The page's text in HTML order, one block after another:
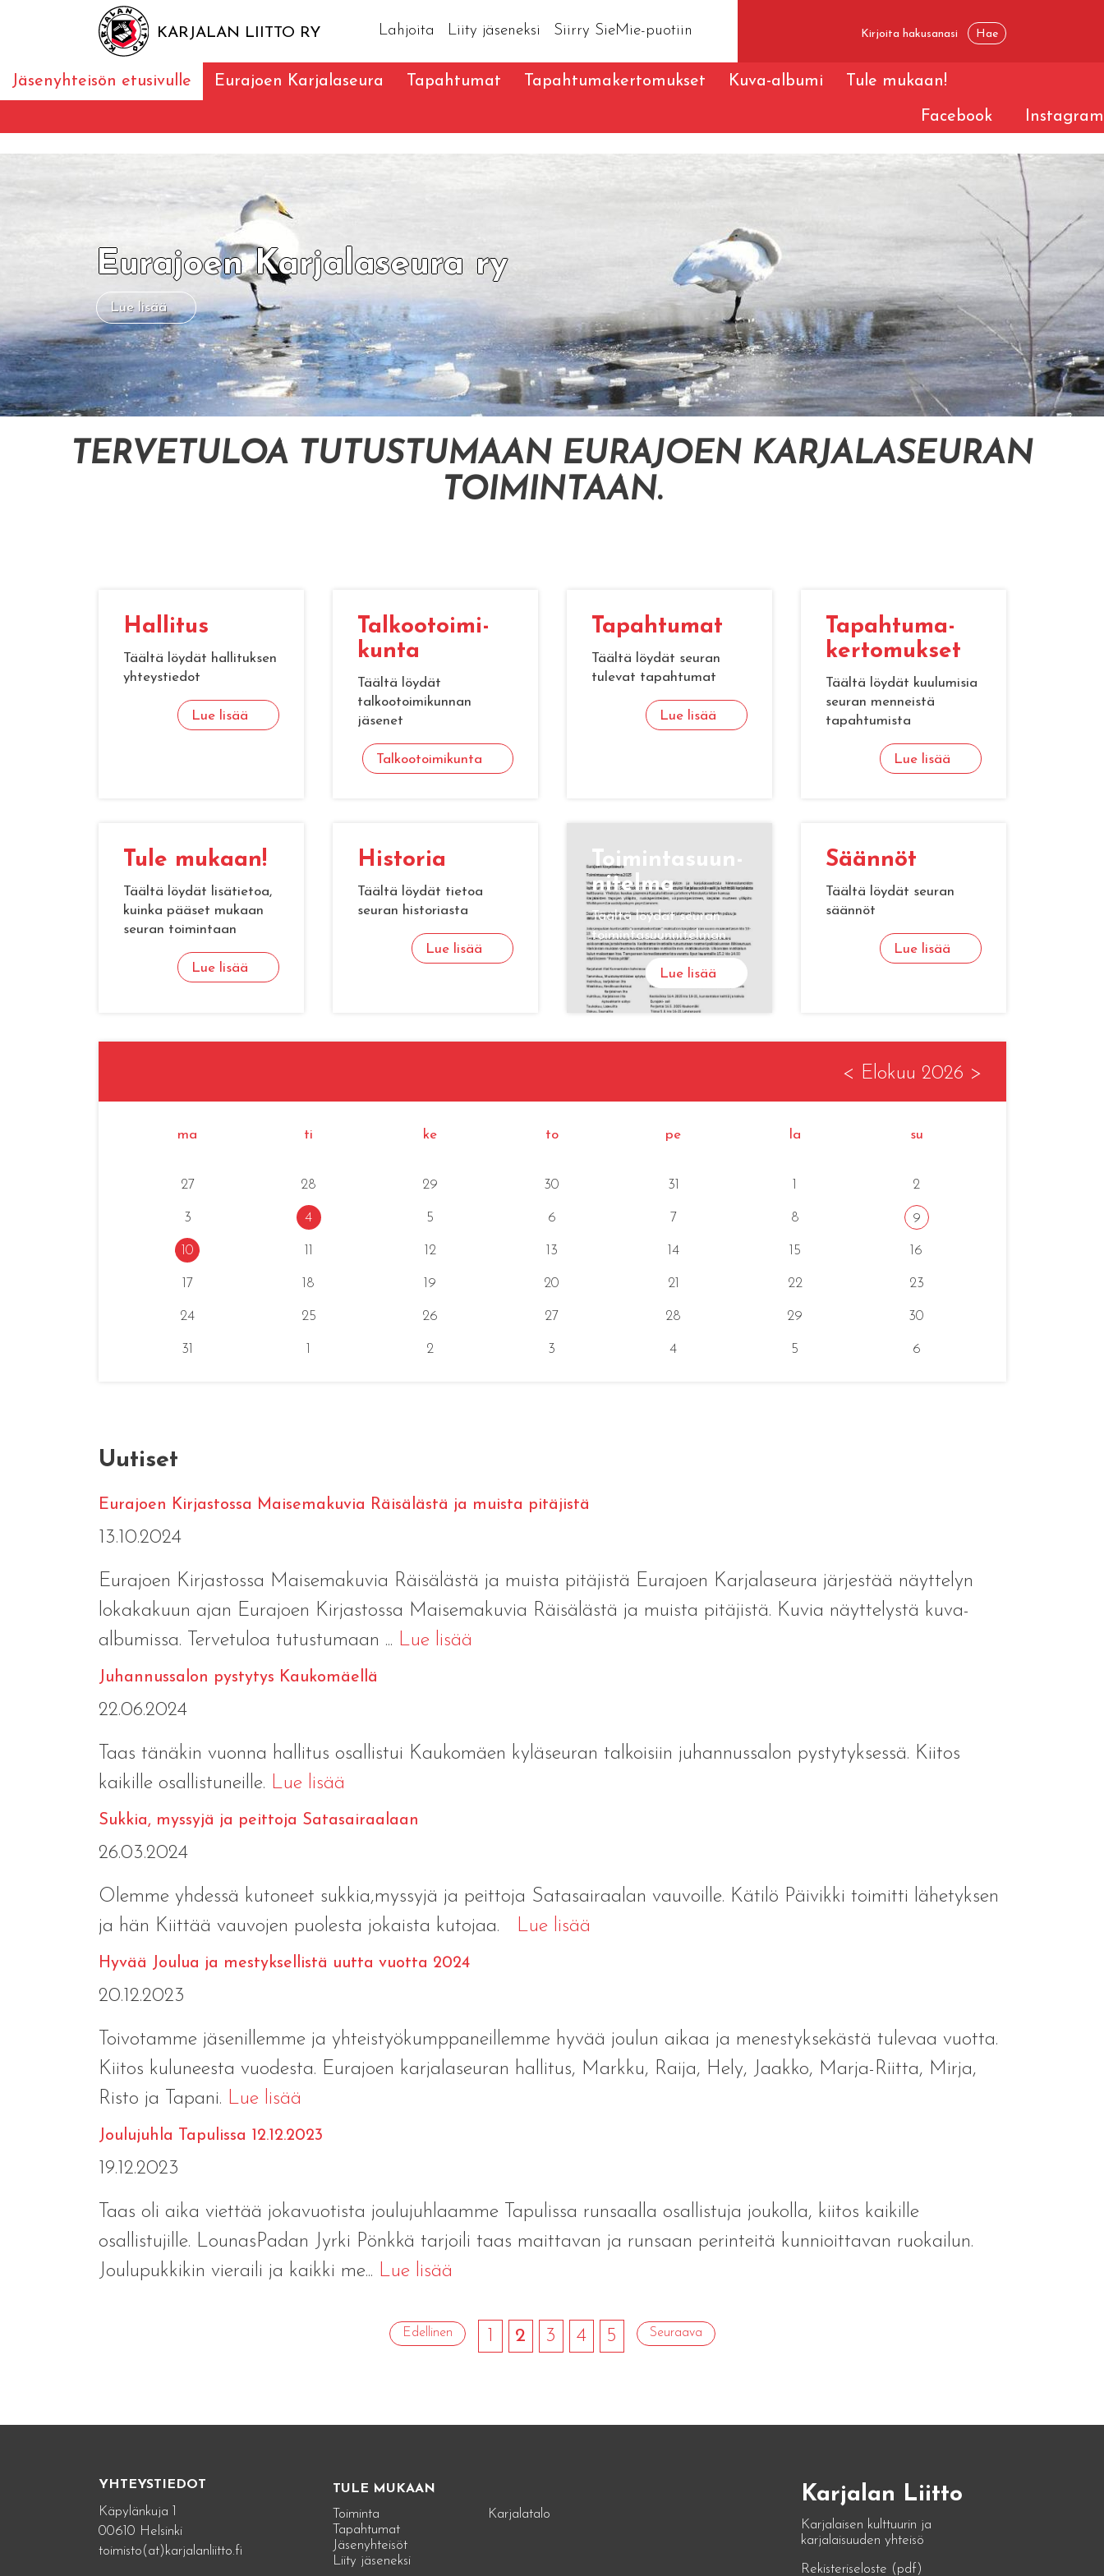
KARJALAN LIITTO RY Lahjoita Liity jäseneksi Siirry SieMie-puotiin
Jäsenyhteisön etusivulle Eurajoen Karjalaseura Tapahtumat Tapahtumakertomukset Kuva-albumi Tule mukaan!
Facebook Instagram
Eurajoen Karjalaseura ry
Lue lisää
TERVETULOA TUTUSTUMAAN EURAJOEN KARJALASEURAN
TOIMINTAAN.
Hal­li­tus
Täältä löydät hallituksen
yhteystiedot
Lue lisää
Tal­koo­toi­mi­
kun­ta
Täältä löydät
talkootoimikunnan
jäsenet
Talkootoimikunta
Ta­pah­tu­mat
Täältä löydät seuran
tulevat tapahtumat
Lue lisää
Ta­pah­tu­ma­
ker­to­muk­set
Täältä löydät kuulumisia
seuran menneistä
tapahtumista
Lue lisää
Tule mu­kaan!
Täältä löydät lisätietoa,
kuinka pääset mukaan
seuran toimintaan
Lue lisää
His­to­ria
Täältä löydät tietoa
seuran historiasta
Lue lisää
Toi­min­ta­suun­
ni­tel­ma
Täältä löydät seuran
toimintasuunnitelman
Lue lisää
Sään­nöt
Täältä löydät seuran
säännöt
Lue lisää
< Elokuu 2026 >
ma ti ke to pe la su
27 28 29 30 31 1 2
3 4 5 6 7 8 9
10 11 12 13 14 15 16
17 18 19 20 21 22 23
24 25 26 27 28 29 30
31 1 2 3 4 5 6
Uutiset
Eurajoen Kirjastossa Maisemakuvia Räisälästä ja muista pitäjistä
13.10.2024
Eurajoen Kirjastossa Maisemakuvia Räisälästä ja muista pitäjistä Eurajoen Karjalaseura järjestää näyttelyn
lokakakuun ajan Eurajoen Kirjastossa Maisemakuvia Räisälästä ja muista pitäjistä. Kuvia näyttelystä kuva-
albumissa. Tervetuloa tutustumaan ... Lue lisää
Juhannussalon pystytys Kaukomäellä
22.06.2024
Taas tänäkin vuonna hallitus osallistui Kaukomäen kyläseuran talkoisiin juhannussalon pystytyksessä. Kiitos
kaikille osallistuneille. Lue lisää
Sukkia, myssyjä ja peittoja Satasairaalaan
26.03.2024
Olemme yhdessä kutoneet sukkia,myssyjä ja peittoja Satasairaalan vauvoille. Kätilö Päivikki toimitti lähetyksen
ja hän Kiittää vauvojen puolesta jokaista kutojaa.
Lue lisää
Hyvää Joulua ja mestyksellistä uutta vuotta 2024
20.12.2023
Toivotamme jäsenillemme ja yhteistyökumppaneillemme hyvää joulun aikaa ja menestyksekästä tulevaa vuotta.
Kiitos kuluneesta vuodesta. Eurajoen karjalaseuran hallitus, Markku, Raija, Hely, Jaakko, Marja-Riitta, Mirja,
Risto ja Tapani. Lue lisää
Joulujuhla Tapulissa 12.12.2023
19.12.2023
Taas oli aika viettää jokavuotista joulujuhlaamme Tapulissa runsaalla osallistuja joukolla, kiitos kaikille
osallistujille. LounasPadan Jyrki Pönkkä tarjoili taas maittavan ja runsaan perinteitä kunnioittavan ruokailun.
Joulupukkikin vieraili ja kaikki me... Lue lisää
Edellinen 1 2 3 4 5 Seuraava
YHTEYSTIEDOT
Käpylänkuja 1
00610 Helsinki
toimisto(at)karjalanliitto.fi
TULE MUKAAN
Toiminta
Tapahtumat
Jäsenyhteisöt
Liity jäseneksi
Karjalatalo
Karjalan Liitto
Karjalaisen kulttuurin ja
karjalaisuuden yhteisö
Rekisteriseloste (pdf)